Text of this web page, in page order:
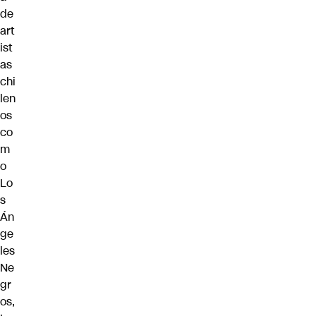
de
art
ist
as
chi
len
os
co
m
o
Lo
s
Án
ge
les
Ne
gr
os,